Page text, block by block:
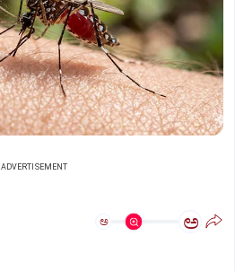
ADVERTISEMENT
ಅ ಅ